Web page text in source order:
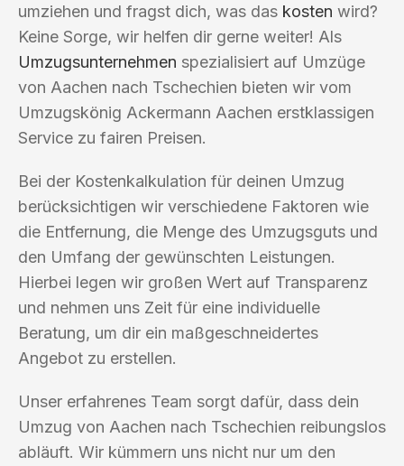
umziehen und fragst dich, was das kosten wird?
Keine Sorge, wir helfen dir gerne weiter! Als
Umzugsunternehmen spezialisiert auf Umzüge
von Aachen nach Tschechien bieten wir vom
Umzugskönig Ackermann Aachen erstklassigen
Service zu fairen Preisen.
Bei der Kostenkalkulation für deinen Umzug
berücksichtigen wir verschiedene Faktoren wie
die Entfernung, die Menge des Umzugsguts und
den Umfang der gewünschten Leistungen.
Hierbei legen wir großen Wert auf Transparenz
und nehmen uns Zeit für eine individuelle
Beratung, um dir ein maßgeschneidertes
Angebot zu erstellen.
Unser erfahrenes Team sorgt dafür, dass dein
Umzug von Aachen nach Tschechien reibungslos
abläuft. Wir kümmern uns nicht nur um den